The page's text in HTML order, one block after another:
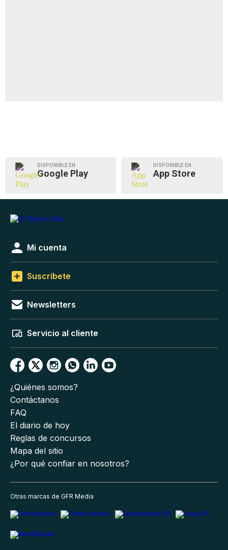
DISPONIBLE EN
Google Play
DISPONIBLE EN
App Store
Mi cuenta
Suscríbete
Newsletters
Servicio al cliente
¿Quiénes somos?
Contáctanos
FAQ
El diario de hoy
Reglas de concursos
Mapa del sitio
¿Por qué confiar en nosotros?
Otras marcas de GFR Media